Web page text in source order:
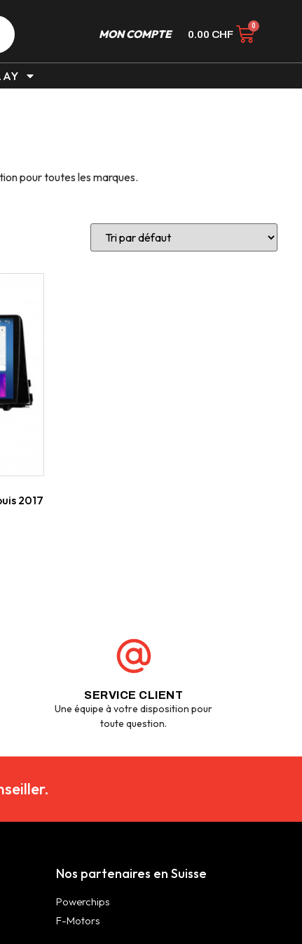
MON COMPTE 0.00 CHF
pour toutes les marques.
2017
SERVICE CLIENT
Une équipe à votre disposition pour
toute question.
Nos partenaires en Suisse
Powerchips
F-Motors